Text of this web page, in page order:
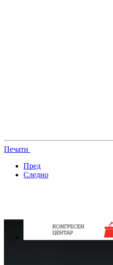
Печати
Пред
Следно